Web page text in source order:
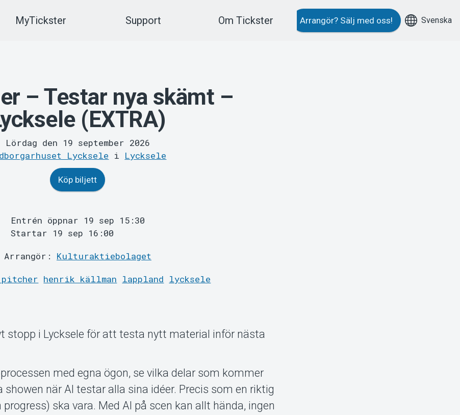
MyTickster Support Om Tickster Arrangör? Sälj med oss! Svenska
– Testar nya skämt –
(EXTRA)
Lördag den 19 september 2026
Lycksele i Lycksele
Köp biljett
Entrén öppnar 19 sep 15:30
Startar 19 sep 16:00
Arrangör: Kulturaktiebolaget
henrik källman lappland lycksele
stopp i Lycksele för att testa nytt material inför nästa
med egna ögon, se vilka delar som kommer
när Al testar alla sina idéer. Precis som en riktig
ska vara. Med Al på scen kan allt hända, ingen